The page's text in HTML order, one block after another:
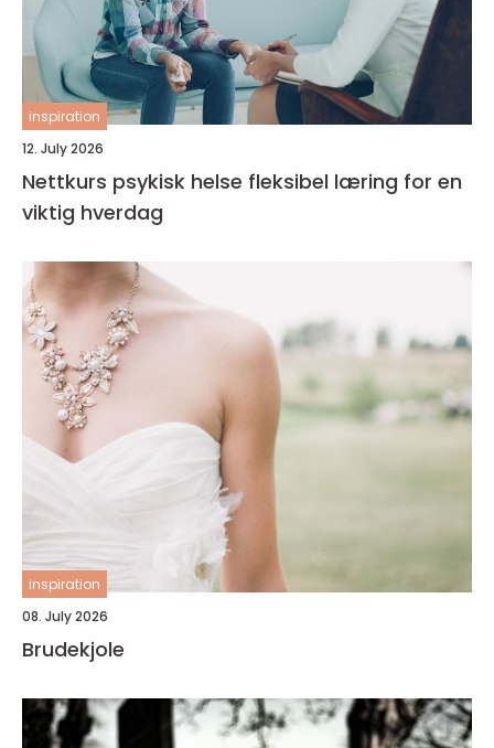
inspiration
12. July 2026
Nettkurs psykisk helse fleksibel læring for en
viktig hverdag
inspiration
08. July 2026
Brudekjole